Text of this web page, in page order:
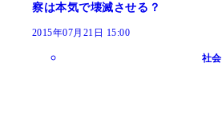
察は本気で壊滅させる？
2015年07月21日 15:00
社会